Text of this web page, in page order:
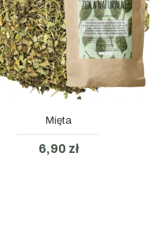
Mięta
6,90 zł